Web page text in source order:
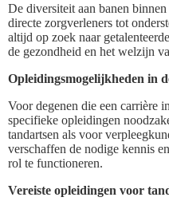
De diversiteit aan banen
directe zorgverleners tot
altijd op zoek naar
de gezondheid en het welzijn
Opleidingsmogelijkheden in
Voor degenen die een carrière
specifieke opleidingen
tandartsen als voor
verschaffen de nodige kennis
rol te functioneren.
Vereiste opleidingen voor